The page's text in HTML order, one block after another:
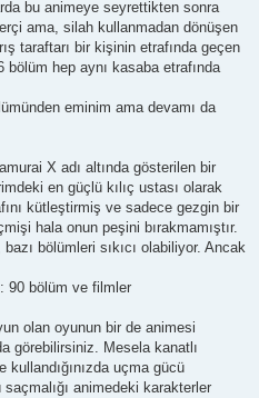
bu animeye seyrettikten sonra
ama, silah kullanmadan dönüşen
taraftarı bir kişinin etrafında geçen
bölüm hep aynı kasaba etrafında
eminim ama devamı da
X adı altında gösterilen bir
en güçlü kılıç ustası olarak
kütleştirmiş ve sadece gezgin bir
hala onun peşini bırakmamıştır.
bölümleri sıkıcı olabiliyor. Ancak
90 bölüm ve filmler
olan oyunun bir de animesi
görebilirsiniz. Mesela kanatlı
kullandığınızda uçma gücü
animedeki karakterler